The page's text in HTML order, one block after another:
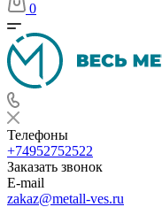
0
Телефоны
+74952752522
Заказать звонок
E-mail
zakaz@metall-ves.ru